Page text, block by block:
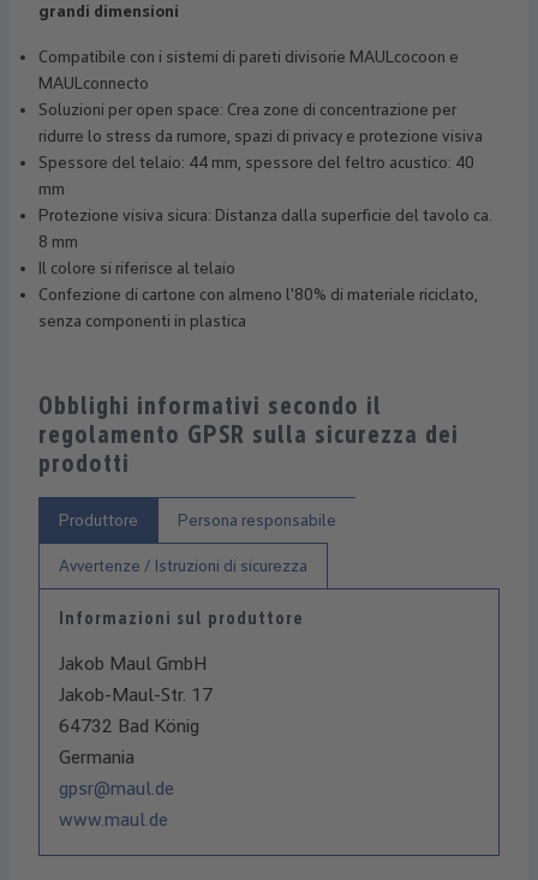
grandi dimensioni
Compatibile con i sistemi di pareti divisorie MAULcocoon e
MAULconnecto
Soluzioni per open space: Crea zone di concentrazione per
ridurre lo stress da rumore, spazi di privacy e protezione visiva
Spessore del telaio: 44 mm, spessore del feltro acustico: 40
mm
Protezione visiva sicura: Distanza dalla superficie del tavolo ca.
8 mm
Il colore si riferisce al telaio
Confezione di cartone con almeno l'80% di materiale riciclato,
senza componenti in plastica
Obblighi informativi secondo il
regolamento GPSR sulla sicurezza dei
prodotti
Produttore Persona responsabile
Avvertenze / Istruzioni di sicurezza
Informazioni sul produttore
Jakob Maul GmbH
Jakob-Maul-Str. 17
64732 Bad König
Germania
gpsr@maul.de
www.maul.de